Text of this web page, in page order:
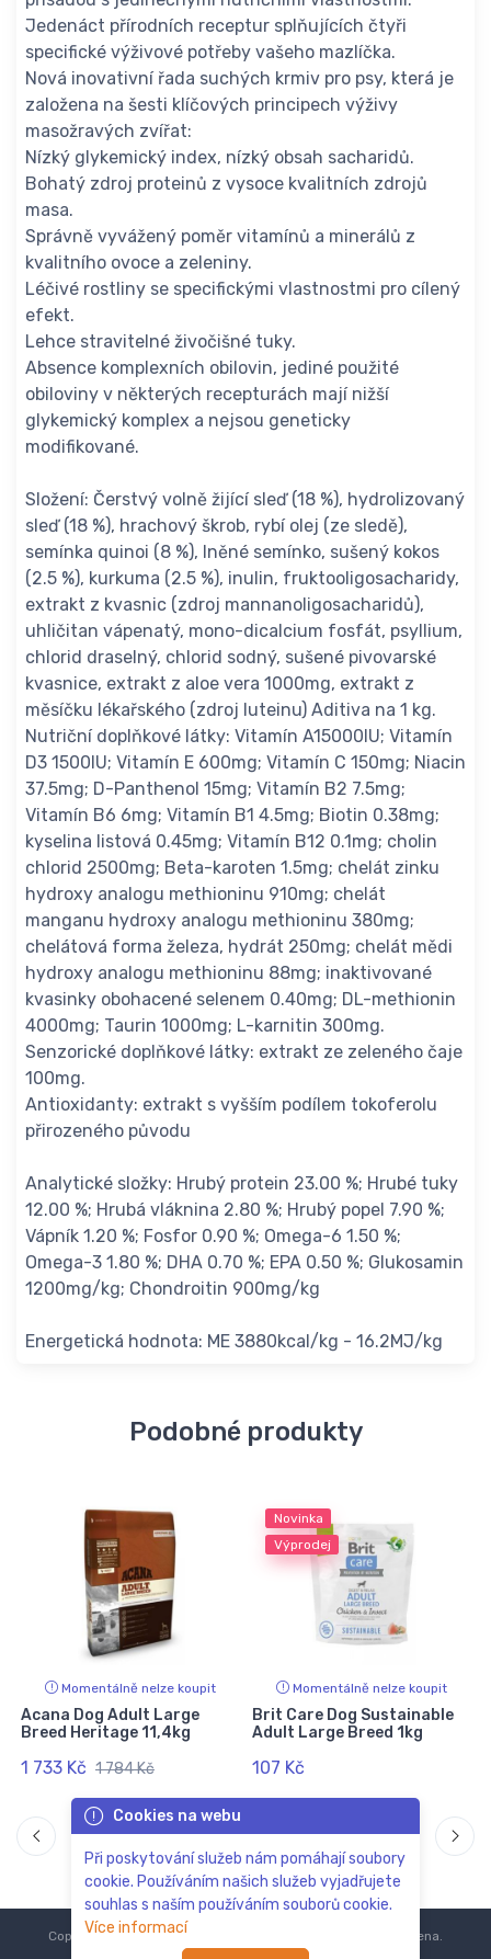
Jedenáct přírodních receptur splňujících čtyři
specifické výživové potřeby vašeho mazlíčka.
Nová inovativní řada suchých krmiv pro psy, která je
založena na šesti klíčových principech výživy
masožravých zvířat:
Nízký glykemický index, nízký obsah sacharidů.
Bohatý zdroj proteinů z vysoce kvalitních zdrojů
masa.
Správně vyvážený poměr vitamínů a minerálů z
kvalitního ovoce a zeleniny.
Léčivé rostliny se specifickými vlastnostmi pro cílený
efekt.
Lehce stravitelné živočišné tuky.
Absence komplexních obilovin, jediné použité
obiloviny v některých recepturách mají nižší
glykemický komplex a nejsou geneticky
modifikované.
Složení: Čerstvý volně žijící sleď (18 %), hydrolizovaný
sleď (18 %), hrachový škrob, rybí olej (ze sledě),
semínka quinoi (8 %), lněné semínko, sušený kokos
(2.5 %), kurkuma (2.5 %), inulin, fruktooligosacharidy,
extrakt z kvasnic (zdroj mannanoligosacharidů),
uhličitan vápenatý, mono-dicalcium fosfát, psyllium,
chlorid draselný, chlorid sodný, sušené pivovarské
kvasnice, extrakt z aloe vera 1000mg, extrakt z
měsíčku lékařského (zdroj luteinu) Aditiva na 1 kg.
Nutriční doplňkové látky: Vitamín A15000IU; Vitamín
D3 1500IU; Vitamín E 600mg; Vitamín C 150mg; Niacin
37.5mg; D-Panthenol 15mg; Vitamín B2 7.5mg;
Vitamín B6 6mg; Vitamín B1 4.5mg; Biotin 0.38mg;
kyselina listová 0.45mg; Vitamín B12 0.1mg; cholin
chlorid 2500mg; Beta-karoten 1.5mg; chelát zinku
hydroxy analogu methioninu 910mg; chelát
manganu hydroxy analogu methioninu 380mg;
chelátová forma železa, hydrát 250mg; chelát mědi
hydroxy analogu methioninu 88mg; inaktivované
kvasinky obohacené selenem 0.40mg; DL-methionin
4000mg; Taurin 1000mg; L-karnitin 300mg.
Senzorické doplňkové látky: extrakt ze zeleného čaje
100mg.
Antioxidanty: extrakt s vyšším podílem tokoferolu
přirozeného původu
Analytické složky: Hrubý protein 23.00 %; Hrubé tuky
12.00 %; Hrubá vláknina 2.80 %; Hrubý popel 7.90 %;
Vápník 1.20 %; Fosfor 0.90 %; Omega-6 1.50 %;
Omega-3 1.80 %; DHA 0.70 %; EPA 0.50 %; Glukosamin
1200mg/kg; Chondroitin 900mg/kg
Energetická hodnota: ME 3880kcal/kg - 16.2MJ/kg
Podobné produkty
Momentálně nelze koupit
Acana Dog Adult Large
Breed Heritage 11,4kg
1 733 Kč 1 784 Kč
Novinka
Výprodej
Momentálně nelze koupit
Brit Care Dog Sustainable
Adult Large Breed 1kg
107 Kč
Cookies na webu
Při poskytování služeb nám pomáhají soubory
cookie. Používáním našich služeb vyjadřujete
souhlas s naším používáním souborů cookie.
Více informací
Copyright © 2018-2024 Všechna práva vyhrazena.